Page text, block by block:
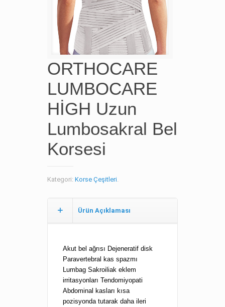
ORTHOCARE
LUMBOCARE
HİGH Uzun
Lumbosakral Bel
Korsesi
Kategori: Korse Çeşitleri
Ürün Açıklaması
Akut bel ağrısı Dejeneratif disk
Paravertebral kas spazmı
Lumbag Sakroiliak eklem
irritasyonları Tendomiyopati
Abdominal kasları kısa
pozisyonda tutarak daha ileri